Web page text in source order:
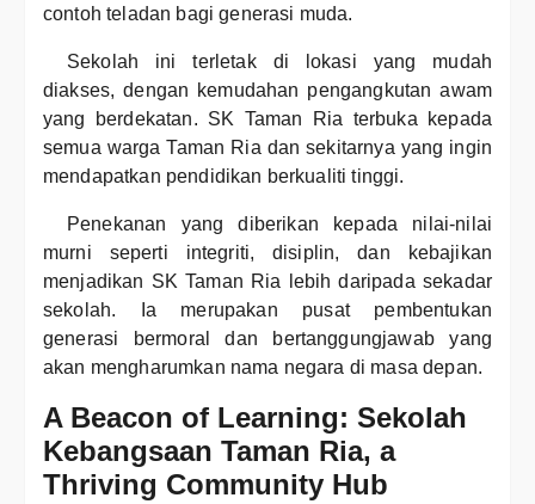
contoh teladan bagi generasi muda.
Sekolah ini terletak di lokasi yang mudah
diakses, dengan kemudahan pengangkutan awam
yang berdekatan. SK Taman Ria terbuka kepada
semua warga Taman Ria dan sekitarnya yang ingin
mendapatkan pendidikan berkualiti tinggi.
Penekanan yang diberikan kepada nilai-nilai
murni seperti integriti, disiplin, dan kebajikan
menjadikan SK Taman Ria lebih daripada sekadar
sekolah. Ia merupakan pusat pembentukan
generasi bermoral dan bertanggungjawab yang
akan mengharumkan nama negara di masa depan.
A Beacon of Learning: Sekolah
Kebangsaan Taman Ria, a
Thriving Community Hub